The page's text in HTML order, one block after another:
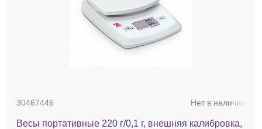
30467446 Нет в наличии
Весы портативные 220 г/0,1 г, внешняя калибровка,